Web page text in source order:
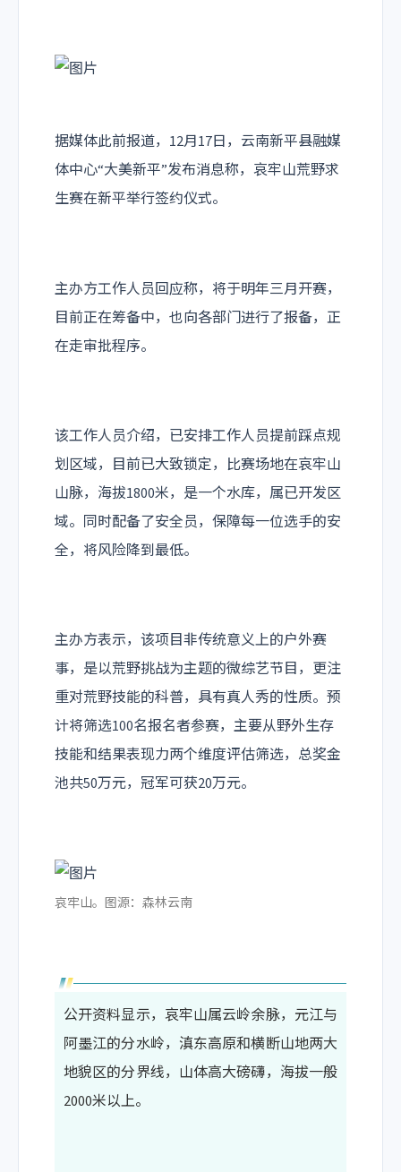
据媒体此前报道，12月17日，云南新平县融媒
体中心“大美新平”发布消息称，哀牢山荒野求
生赛在新平举行签约仪式。
主办方工作人员回应称，将于明年三月开赛，
目前正在筹备中，也向各部门进行了报备，正
在走审批程序。
该工作人员介绍，已安排工作人员提前踩点规
划区域，目前已大致锁定，比赛场地在哀牢山
山脉，海拔1800米，是一个水库，属已开发区
域。同时配备了安全员，保障每一位选手的安
全，将风险降到最低。
主办方表示，该项目非传统意义上的户外赛
事，是以荒野挑战为主题的微综艺节目，更注
重对荒野技能的科普，具有真人秀的性质。预
计将筛选100名报名者参赛，主要从野外生存
技能和结果表现力两个维度评估筛选，总奖金
池共50万元，冠军可获20万元。
哀牢山。图源：森林云南
公开资料显示，哀牢山属云岭余脉，元江与
阿墨江的分水岭，滇东高原和横断山地两大
地貌区的分界线，山体高大磅礴，海拔一般
2000米以上。